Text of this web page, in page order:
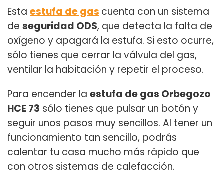
Esta estufa de gas cuenta con un sistema
de seguridad ODS, que detecta la falta de
oxígeno y apagará la estufa. Si esto ocurre,
sólo tienes que cerrar la válvula del gas,
ventilar la habitación y repetir el proceso.
Para encender la estufa de gas Orbegozo
HCE 73 sólo tienes que pulsar un botón y
seguir unos pasos muy sencillos. Al tener un
funcionamiento tan sencillo, podrás
calentar tu casa mucho más rápido que
con otros sistemas de calefacción.